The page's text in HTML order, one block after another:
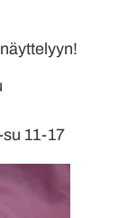
su 11-17